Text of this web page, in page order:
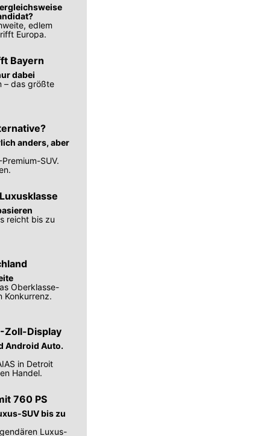
edlem
Europa.
Bayern
dabei
– das größte
anders, aber
SUV.
reicht bis zu
Oberklasse-
Konkurrenz.
Zoll-Display
Android Auto.
in Detroit
Handel.
760 PS
SUV bis zu
Luxus-